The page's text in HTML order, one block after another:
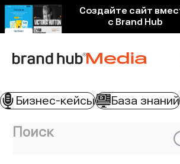
Создайте сайт
с Brand Hub
Поиск
Бизнес-кейсы База знаний